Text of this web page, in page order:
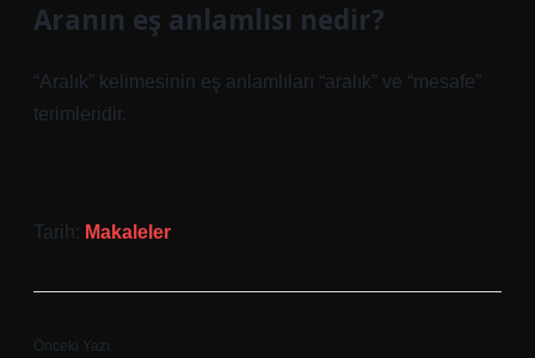
Aranın eş anlamlısı nedir?
“Aralık” kelimesinin eş anlamlıları “aralık” ve “mesafe”
terimleridir.
Tarih: Makaleler
Önceki Yazı